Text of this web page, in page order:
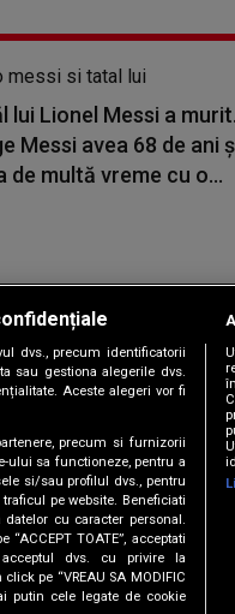
lui Lionel Messi a murit.
Messi avea 68 de ani
de multă vreme cu o...
Copyright
|Termeni și condiții |
dvs., precum identificatorii
sau gestiona alegerile dvs.
Aceste alegeri vor fi
precum si furnizorii
ului sa functioneze, pentru a
si/sau profilul dvs., pentru
pe website. Beneficiati
cu caracter personal.
“ACCEPT TOATE”, acceptati
dvs. cu privire la
pe “VREAU SA MODIFIC
putin cele legate de cookie